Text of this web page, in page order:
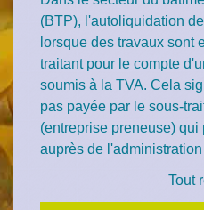
(BTP), l'autoliquidation
lorsque des travaux sont
traitant pour le compte
soumis à la TVA. Cela
pas payée par le sous-
(entreprise preneuse)
auprès de
Tout